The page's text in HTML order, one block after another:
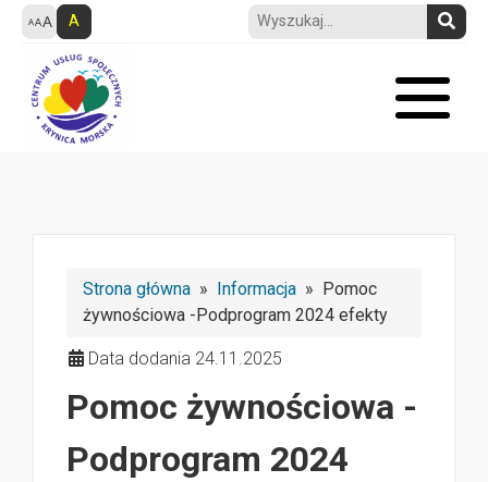
A
Strona główna » Informacja » Pomoc
żywnościowa -Podprogram 2024 efekty
Data dodania 24.11.2025
Pomoc żywnościowa -
Podprogram 2024